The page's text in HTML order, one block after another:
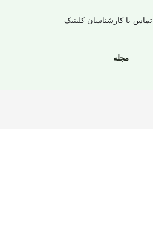
تماس با کارشناسان کلینیک
مجله